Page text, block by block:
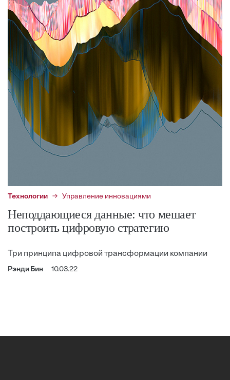
Технологии Управление инновациями
Неподдающиеся данные: что мешает
построить цифровую стратегию
Три принципа цифровой трансформации компании
Рэнди Бин 10.03.22